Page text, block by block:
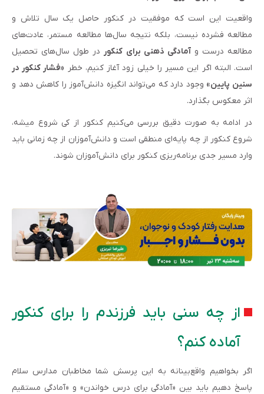
واقعیت این است که موفقیت در کنکور حاصل یک سال تلاش و
مطالعه فشرده نیست، بلکه نتیجه سال‌ها مطالعه مستمر، عادت‌های
مطالعه درست وآمادگی ذهنی برای کنکور در طول سال‌های تحصیل
است. البته اگر این مسیر را خیلی زود آغاز کنیم، خطر «فشار کنکور در
سنین پایین» وجود دارد که می‌تواند انگیزه دانش‌آموز را کاهش دهد و
اثر معکوس بگذارد.
در ادامه به صورت دقیق بررسی می‌کنیم کنکور از کی شروع میشه،
شروع کنکور از چه پایه‌ای منطقی است و دانش‌آموزان از چه زمانی باید
وارد مسیر جدی برنامه‌ریزی کنکور برای دانش‌آموزان شوند.
از چه سنی باید فرزندم را برای کنکور
آماده کنم؟
اگر بخواهیم واقع‌بینانه به این پرسش شما مخاطبان مدارس سلام
پاسخ دهیم باید بین «آمادگی برای درس خواندن» و «آمادگی مستقیم